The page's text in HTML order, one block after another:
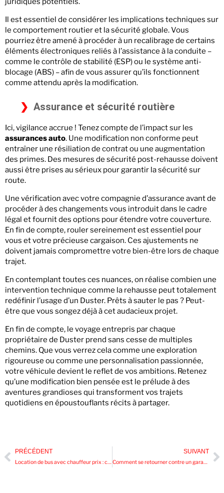
Il est essentiel de considérer les implications techniques sur
le comportement routier et la sécurité globale. Vous
pourriez être amené à procéder à un recalibrage de certains
éléments électroniques reliés à l’assistance à la conduite –
comme le contrôle de stabilité (ESP) ou le système anti-
blocage (ABS) – afin de vous assurer qu’ils fonctionnent
comme attendu après la modification.
Assurance et sécurité routière
Ici, vigilance accrue ! Tenez compte de l’impact sur les
assurances auto. Une modification non conforme peut
entraîner une résiliation de contrat ou une augmentation
des primes. Des mesures de sécurité post-rehausse doivent
aussi être prises au sérieux pour garantir la sécurité sur
route.
Une vérification avec votre compagnie d’assurance avant de
procéder à des changements vous introduit dans le cadre
légal et fournit des options pour étendre votre couverture.
En fin de compte, rouler sereinement est essentiel pour
vous et votre précieuse cargaison. Ces ajustements ne
doivent jamais compromettre votre bien-être lors de chaque
trajet.
En contemplant toutes ces nuances, on réalise combien une
intervention technique comme la rehausse peut totalement
redéfinir l’usage d’un Duster. Prêts à sauter le pas ? Peut-
être que vous songez déjà à cet audacieux projet.
En fin de compte, le voyage entrepris par chaque
propriétaire de Duster prend sans cesse de multiples
chemins. Que vous verrez cela comme une exploration
rigoureuse ou comme une personnalisation passionnée,
votre véhicule devient le reflet de vos ambitions. Retenez
qu’une modification bien pensée est le prélude à des
aventures grandioses qui transforment vos trajets
quotidiens en époustouflants récits à partager.
PRÉCÉDENT
Location de bus avec chauffeur prix : comment est calculé le tarif final ?
SUIVANT
Comment se retourner contre un garage : la démarche légale pour faire valoir ses droits